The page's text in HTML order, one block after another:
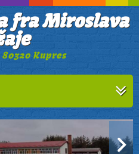
fra Miroslava
Kupres